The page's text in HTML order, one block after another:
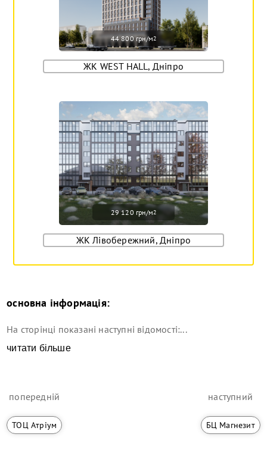
44 800 грн/м2
ЖК WEST HALL, Дніпро
29 120 грн/м2
ЖК Лівобережний, Дніпро
основна інформація:
На сторінці показані наступні відомості:...
читати більше
попередній
ТОЦ Атріум
наступний
БЦ Магнезит